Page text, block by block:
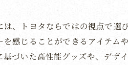
、トヨタならではの視点で選
感じることができるアイテム
づいた高性能グッズや、デザ